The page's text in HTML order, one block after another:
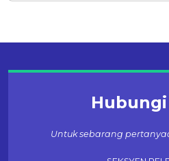
Untuk sebarang